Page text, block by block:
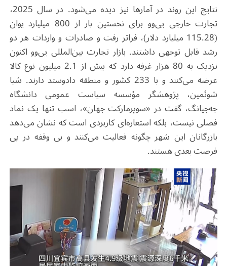
نتایج این روند در آمارها نیز دیده می‌شود. در سال 2025،
تجارت خارجی یی‌وو برای نخستین بار از 800 میلیارد یوان
(115.28 میلیارد دلار)، فراتر رفت و صادرات و واردات هر دو
رشد قابل توجهی داشتند. بازار تجارت بین‌المللی یی‌وو اکنون
نزدیک به 80 هزار غرفه دارد که بیش از 2.1 میلیون نوع کالا
عرضه می‌کنند و با 233 کشور و منطقه دادوستد دارند. شیا
شوئمین، پژوهشگر مؤسسه سیاست عمومی دانشگاه
جه‌جیانگ، گفت در «سوپرمارکت جهان»، اسب تنها یک نماد
فصلی نیست، بلکه استعاره‌ای کاربردی است که نشان می‌دهد
بازرگانان این شهر چگونه فعالیت می‌کنند و بی ‌وقفه در پی
فرصت بعدی هستند.